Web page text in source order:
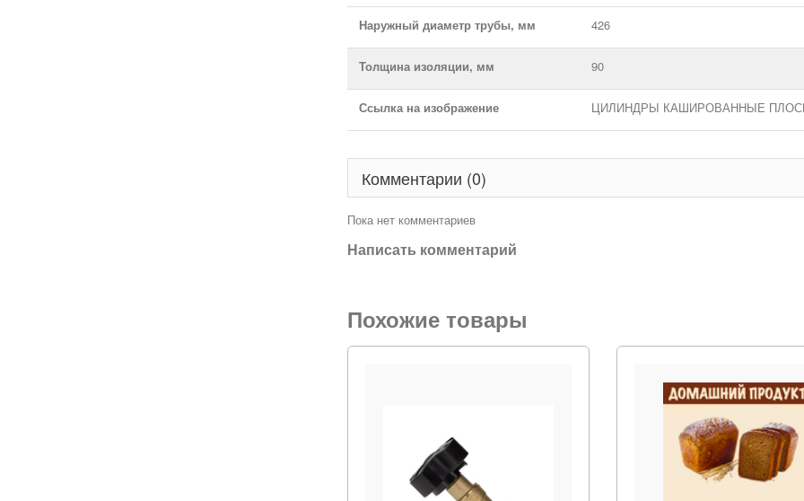
Наружный диаметр трубы, мм 426
Толщина изоляции, мм 90
Ссылка на изображение ЦИЛИНДРЫ КАШИРОВАННЫЕ
Комментарии (0)
Пока нет комментариев
Написать комментарий
Похожие товары